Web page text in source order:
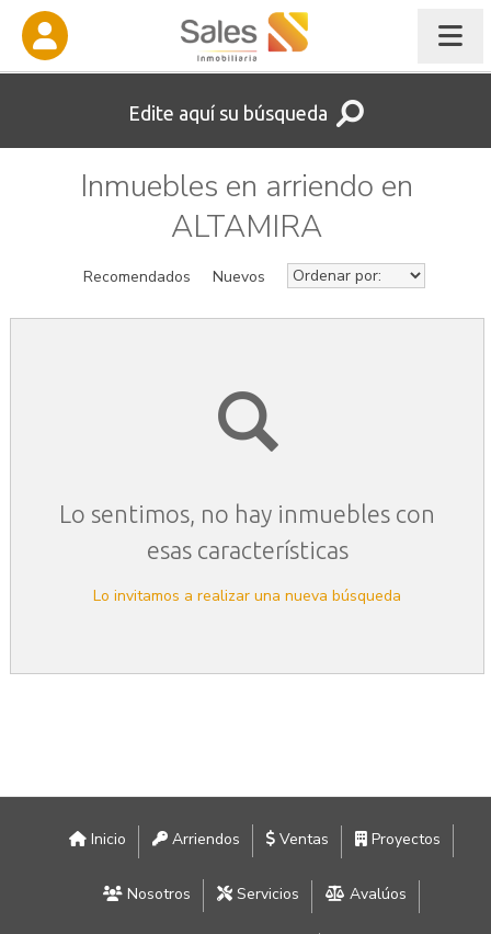
Edite aquí su búsqueda
Inmuebles en arriendo en
ALTAMIRA
Recomendados Nuevos
Lo sentimos, no hay inmuebles con
esas características
Lo invitamos a realizar una nueva búsqueda
Inicio Arriendos Ventas Proyectos
Nosotros Servicios Avalúos